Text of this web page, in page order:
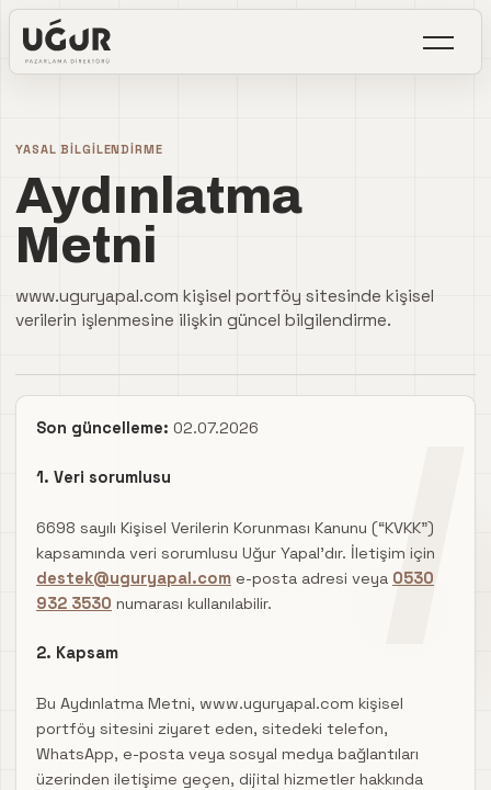
İçeriğe geç
YASAL BILGILENDIRME
Aydınlatma
Metni
www.uguryapal.com kişisel portföy sitesinde kişisel
verilerin işlenmesine ilişkin güncel bilgilendirme.
Son güncelleme: 02.07.2026
1. Veri sorumlusu
6698 sayılı Kişisel Verilerin Korunması Kanunu (“KVKK”)
kapsamında veri sorumlusu Uğur Yapal’dır. İletişim için
destek@uguryapal.com e-posta adresi veya 0530
932 3530 numarası kullanılabilir.
2. Kapsam
Bu Aydınlatma Metni, www.uguryapal.com kişisel
portföy sitesini ziyaret eden, sitedeki telefon,
WhatsApp, e-posta veya sosyal medya bağlantıları
üzerinden iletişime geçen, dijital hizmetler hakkında